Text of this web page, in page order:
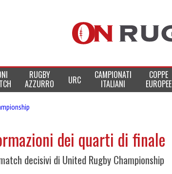
RUGBY
AZZURRO URC CAMPIONATI
ITALIANI
COPPE
EUROPEE
dei quarti di finale
decisivi di United Rugby Championship